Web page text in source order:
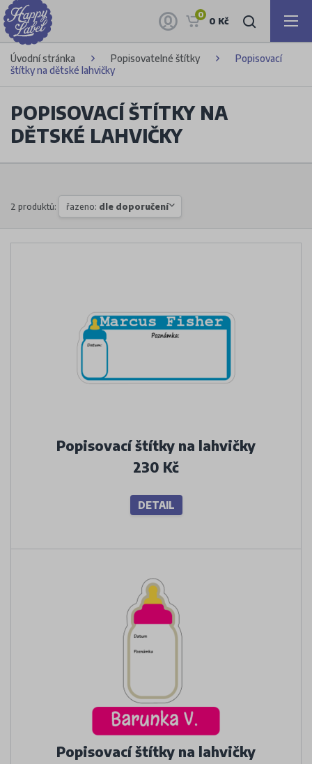
0
0 Kč
Úvodní stránka Popisovatelné štítky
Popisovací
štítky na dětské lahvičky
POPISOVACÍ ŠTÍTKY NA
DĚTSKÉ LAHVIČKY
2 produktů: řazeno: dle doporučení
Popisovací štítky na lahvičky
230 Kč
DETAIL
Popisovací štítky na lahvičky